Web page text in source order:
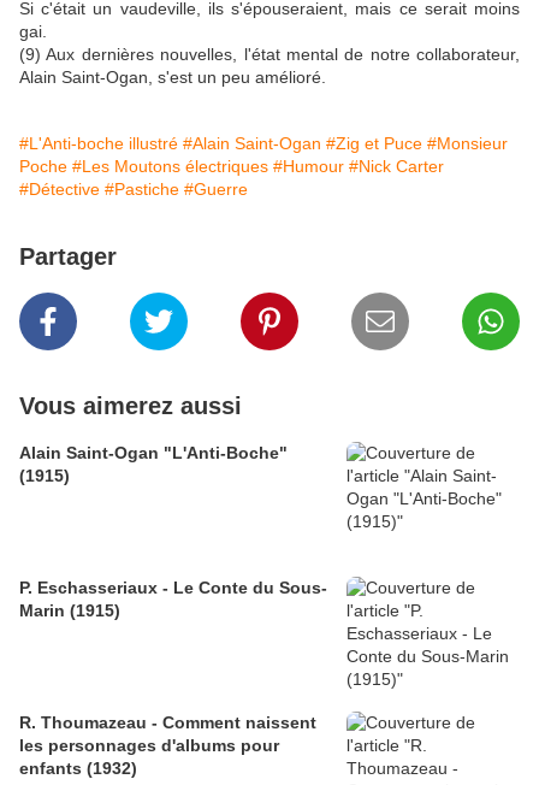
Si c'était un vaudeville, ils s'épouseraient, mais ce serait moins
gai.
(9) Aux dernières nouvelles, l'état mental de notre collaborateur,
Alain Saint-Ogan, s'est un peu amélioré.
#L'Anti-boche illustré #Alain Saint-Ogan #Zig et Puce #Monsieur
Poche #Les Moutons électriques #Humour #Nick Carter
#Détective #Pastiche #Guerre
Partager
Vous aimerez aussi
Alain Saint-Ogan "L'Anti-Boche"
(1915)
P. Eschasseriaux - Le Conte du Sous-
Marin (1915)
R. Thoumazeau - Comment naissent
les personnages d'albums pour
enfants (1932)